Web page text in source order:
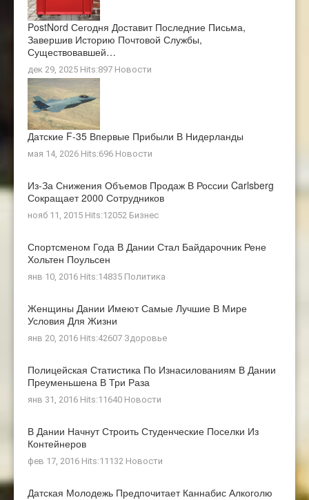
PostNord Сегодня Доставит Последние Письма,
Завершив Историю Почтовой Службы,
Существовавшей…
дек 29, 2025 Hits:897 Новости
Датские F-35 Впервые Прибыли В Нидерланды
мая 14, 2026 Hits:696 Новости
Из-За Снижения Объемов Продаж В России Carlsberg
Сокращает 2000 Сотрудников
нояб 11, 2015 Hits:12052 Бизнес
Спортсменом Года В Дании Стал Байдарочник Рене
Хольтен Поульсен
янв 10, 2016 Hits:14835 Политика
Женщины Дании Имеют Самые Лучшие В Мире
Условия Для Жизни
янв 20, 2016 Hits:42607 Здоровье
Полицейская Статистика По Изнасилованиям В Дании
Преуменьшена В Три Раза
янв 31, 2016 Hits:11640 Новости
В Дании Начнут Строить Студенческие Поселки Из
Контейнеров
фев 17, 2016 Hits:11132 Новости
Датская Молодежь Предпочитает Каннабис Алкоголю